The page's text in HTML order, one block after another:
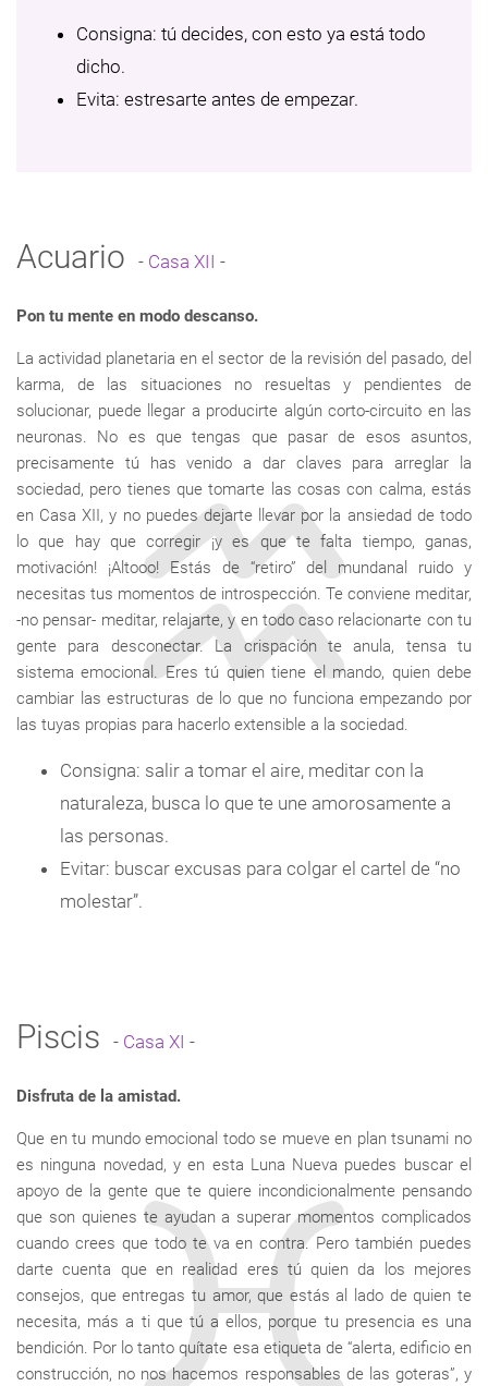
Consigna: tú decides, con esto ya está todo
dicho.
Evita: estresarte antes de empezar.
Acuario - Casa XII -
Pon tu mente en modo descanso.
La actividad planetaria en el sector de la revisión del pasado, del
karma, de las situaciones no resueltas y pendientes de
solucionar, puede llegar a producirte algún corto-circuito en las
neuronas. No es que tengas que pasar de esos asuntos,
precisamente tú has venido a dar claves para arreglar la
sociedad, pero tienes que tomarte las cosas con calma, estás
en Casa XII, y no puedes dejarte llevar por la ansiedad de todo
lo que hay que corregir ¡y es que te falta tiempo, ganas,
motivación! ¡Altooo! Estás de “retiro” del mundanal ruido y
necesitas tus momentos de introspección. Te conviene meditar,
-no pensar- meditar, relajarte, y en todo caso relacionarte con tu
gente para desconectar. La crispación te anula, tensa tu
sistema emocional. Eres tú quien tiene el mando, quien debe
cambiar las estructuras de lo que no funciona empezando por
las tuyas propias para hacerlo extensible a la sociedad.
Consigna: salir a tomar el aire, meditar con la
naturaleza, busca lo que te une amorosamente a
las personas.
Evitar: buscar excusas para colgar el cartel de “no
molestar”.
Piscis - Casa XI -
Disfruta de la amistad.
Que en tu mundo emocional todo se mueve en plan tsunami no
es ninguna novedad, y en esta Luna Nueva puedes buscar el
apoyo de la gente que te quiere incondicionalmente pensando
que son quienes te ayudan a superar momentos complicados
cuando crees que todo te va en contra. Pero también puedes
darte cuenta que en realidad eres tú quien da los mejores
consejos, que entregas tu amor, que estás al lado de quien te
necesita, más a ti que tú a ellos, porque tu presencia es una
bendición. Por lo tanto quítate esa etiqueta de “alerta, edificio en
construcción, no nos hacemos responsables de las goteras”, y